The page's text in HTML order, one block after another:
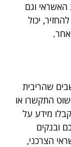
וגם
יכול
שהריבית
התקשרו או
מידע על
ובנקים
הצרכני,